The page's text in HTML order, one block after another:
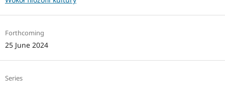
Forthcoming
25 June 2024
Series